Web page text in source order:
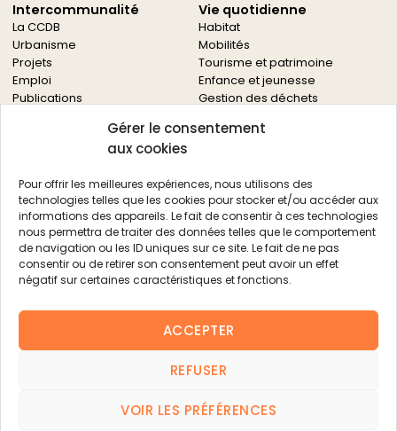
Gérer le consentement
aux cookies
Pour offrir les meilleures expériences, nous utilisons des
technologies telles que les cookies pour stocker et/ou accéder aux
informations des appareils. Le fait de consentir à ces technologies
nous permettra de traiter des données telles que le comportement
de navigation ou les ID uniques sur ce site. Le fait de ne pas
consentir ou de retirer son consentement peut avoir un effet
négatif sur certaines caractéristiques et fonctions.
ACCEPTER
REFUSER
VOIR LES PRÉFÉRENCES
Intercommunalité
La CCDB
Urbanisme
Projets
Emploi
Publications
Vie quotidienne
Habitat
Mobilités
Tourisme et patrimoine
Enfance et jeunesse
Gestion des déchets
Culture
Autres services
Économie locale
Agriculture
Filière bois
Environnement
Aides aux entreprises
Aides aux associations
Actualités
FAQ